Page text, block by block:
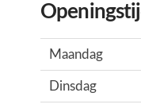
Maandag
Dinsdag